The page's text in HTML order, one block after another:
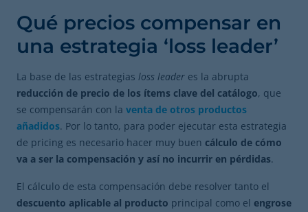
Qué precios compensar en
una estrategia ‘loss leader’
La base de las estrategias loss leader es la abrupta
reducción de precio de los ítems clave del catálogo, que
se compensarán con la venta de otros productos
añadidos. Por lo tanto, para poder ejecutar esta estrategia
de pricing es necesario hacer muy buen cálculo de cómo
va a ser la compensación y así no incurrir en pérdidas.
El cálculo de esta compensación debe resolver tanto el
descuento aplicable al producto principal como el engrose